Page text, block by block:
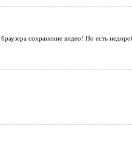
сохранение видео! Но есть